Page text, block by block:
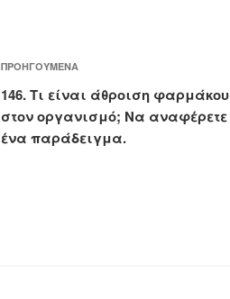
Πλοήγηση
άρθρων
Προηγούμενο
άρθρο
ΠΡΟΗΓΟΎΜΕΝΑ
146. Τι είναι άθροιση φαρμάκου
στον οργανισμό; Να αναφέρετε
ένα παράδειγμα.